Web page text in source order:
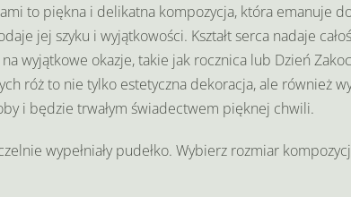
to piękna i delikatna kompozycja, która emanuje
jej szyku i wyjątkowości. Kształt serca nadaje
wyjątkowe okazje, takie jak rocznica lub Dzień
róż to nie tylko estetyczna dekoracja, ale również
i będzie trwałym świadectwem pięknej chwili.
wypełniały pudełko. Wybierz rozmiar